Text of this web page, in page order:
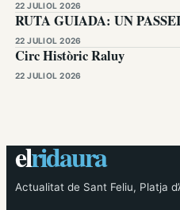
22 JULIOL 2026
RUTA GUIADA: UN
22 JULIOL 2026
Circ Històric Raluy
22 JULIOL 2026
elridaura
Actualitat de Sant Feliu, Platja